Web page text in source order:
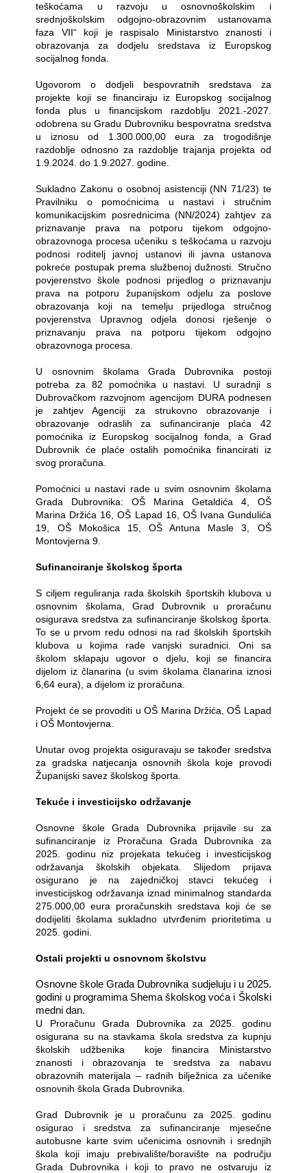
teškoćama u razvoju u osnovnoškolskim i
srednjoškolskim odgojno-obrazovnim ustanovama
faza VII“ koji je raspisalo Ministarstvo znanosti i
obrazovanja za dodjelu sredstava iz Europskog
socijalnog fonda.
Ugovorom o dodjeli bespovratnih sredstava za
projekte koji se financiraju iz Europskog socijalnog
fonda plus u financijskom razdoblju 2021.-2027.
odobrena su Gradu Dubrovniku bespovratna sredstva
u iznosu od 1.300.000,00 eura za trogodišnje
razdoblje odnosno za razdoblje trajanja projekta od
1.9.2024. do 1.9.2027. godine.
Sukladno Zakonu o osobnoj asistenciji (NN 71/23) te
Pravilniku o pomoćnicima u nastavi i stručnim
komunikacijskim posrednicima (NN/2024) zahtjev za
priznavanje prava na potporu tijekom odgojno-
obrazovnoga procesa učeniku s teškoćama u razvoju
podnosi roditelj javnoj ustanovi ili javna ustanova
pokreće postupak prema službenoj dužnosti. Stručno
povjerenstvo škole podnosi prijedlog o priznavanju
prava na potporu županijskom odjelu za poslove
obrazovanja koji na temelju prijedloga stručnog
povjerenstva Upravnog odjela donosi rješenje o
priznavanju prava na potporu tijekom odgojno
obrazovnoga procesa.
U osnovnim školama Grada Dubrovnika postoji
potreba za 82 pomoćnika u nastavi. U suradnji s
Dubrovačkom razvojnom agencijom DURA podnesen
je zahtjev Agenciji za strukovno obrazovanje i
obrazovanje odraslih za sufinanciranje plaća 42
pomoćnika iz Europskog socijalnog fonda, a Grad
Dubrovnik će plaće ostalih pomoćnika financirati iz
svog proračuna.
Pomoćnici u nastavi rade u svim osnovnim školama
Grada Dubrovnika: OŠ Marina Getaldića 4, OŠ
Marina Držića 16, OŠ Lapad 16, OŠ Ivana Gundulića
19, OŠ Mokošica 15, OŠ Antuna Masle 3, OŠ
Montovjerna 9.
Sufinanciranje školskog športa
S ciljem reguliranja rada školskih športskih klubova u
osnovnim školama, Grad Dubrovnik u proračunu
osigurava sredstva za sufinanciranje školskog športa.
To se u prvom redu odnosi na rad školskih športskih
klubova u kojima rade vanjski suradnici. Oni sa
školom sklapaju ugovor o djelu, koji se financira
dijelom iz članarina (u svim školama članarina iznosi
6,64 eura), a dijelom iz proračuna.
Projekt će se provoditi u OŠ Marina Držića, OŠ Lapad
i OŠ Montovjerna.
Unutar ovog projekta osiguravaju se također sredstva
za gradska natjecanja osnovnih škola koje provodi
Županijski savez školskog športa.
Tekuće i investicijsko održavanje
Osnovne škole Grada Dubrovnika prijavile su za
sufinanciranje iz Proračuna Grada Dubrovnika za
2025. godinu niz projekata tekućeg i investicijskog
održavanja školskih objekata. Slijedom prijava
osigurano je na zajedničkoj stavci tekućeg i
investicijskog održavanja iznad minimalnog standarda
275.000,00 eura proračunskih sredstava koji će se
dodijeliti školama sukladno utvrđenim prioritetima u
2025. godini.
Ostali projekti u osnovnom školstvu
Osnovne škole Grada Dubrovnika sudjeluju i u 2025.
godini u programima Shema školskog voća i Školski
medni dan.
U Proračunu Grada Dubrovnika za 2025. godinu
osigurana su na stavkama škola sredstva za kupnju
školskih udžbenika
koje financira Ministarstvo
znanosti i obrazovanja te sredstva za nabavu
obrazovnih materijala – radnih bilježnica za učenike
osnovnih škola Grada Dubrovnika.
Grad Dubrovnik je u proračunu za 2025. godinu
osigurao i sredstva za sufinanciranje mjesečne
autobusne karte svim učenicima osnovnih i srednjih
škola koji imaju prebivalište/boravište na području
Grada Dubrovnika i koji to pravo ne ostvaruju iz